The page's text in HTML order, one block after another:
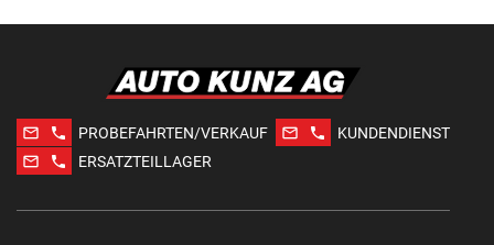
mail_outline phone PROBEFAHRTEN/VERKAUF mail_outline phone
KUNDENDIENST
mail_outline
phone ERSATZTEILLAGER